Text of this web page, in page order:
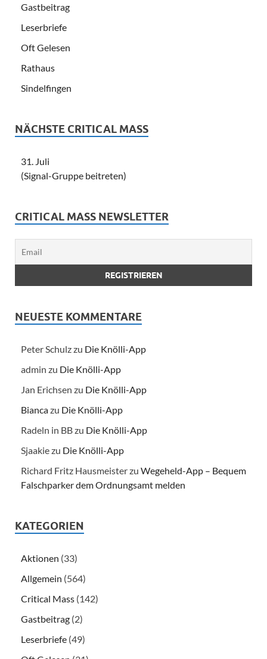
Gastbeitrag
Leserbriefe
Oft Gelesen
Rathaus
Sindelfingen
NÄCHSTE CRITICAL MASS
31. Juli
(Signal-Gruppe beitreten)
CRITICAL MASS NEWSLETTER
NEUESTE KOMMENTARE
Peter Schulzzu Die Knölli-App
admin zu Die Knölli-App
Jan Erichsen zu Die Knölli-App
Biancazu Die Knölli-App
Radeln in BBzu Die Knölli-App
Sjaakiezu Die Knölli-App
Richard Fritz Hausmeisterzu Wegeheld-App – Bequem
Falschparker dem Ordnungsamt melden
KATEGORIEN
Aktionen (33)
Allgemein (564)
Critical Mass (142)
Gastbeitrag (2)
Leserbriefe (49)